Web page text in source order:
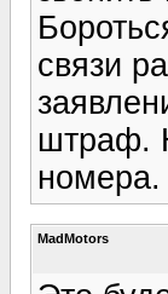
связи
штраф.
номера.
MadMotors